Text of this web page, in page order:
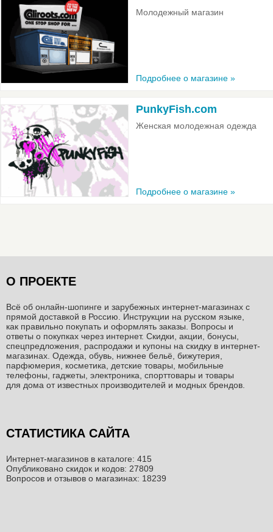
Молодежный магазин
Подробнее о магазине »
PunkyFish.com
Женская молодежная одежда
Подробнее о магазине »
О ПРОЕКТЕ
Всё об онлайн-шопинге и зарубежных интернет-магазинах c
прямой доставкой в Россию. Инструкции на русском языке,
как правильно покупать и оформлять заказы. Вопросы и
ответы о покупках через интернет. Скидки, акции, бонусы,
спецпредложения, распродажи и купоны на скидку в интернет-
магазинах. Одежда, обувь, нижнее бельё, бижутерия,
парфюмерия, косметика, детские товары, мобильные
телефоны, гаджеты, электроника, спорттовары и товары
для дома от известных производителей и модных брендов.
СТАТИСТИКА САЙТА
Интернет-магазинов в каталоге: 415
Опубликовано скидок и кодов: 27809
Вопросов и отзывов о магазинах: 18239